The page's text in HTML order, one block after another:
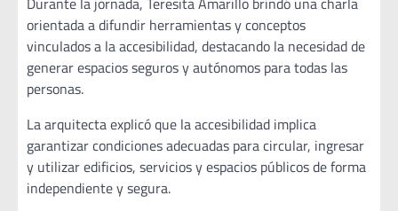
orientada a difundir herramientas y conceptos
vinculados a la accesibilidad, destacando la necesidad de
generar espacios seguros y autónomos para todas las
personas.
La arquitecta explicó que la accesibilidad implica
garantizar condiciones adecuadas para circular, ingresar
y utilizar edificios, servicios y espacios públicos de forma
independiente y segura.